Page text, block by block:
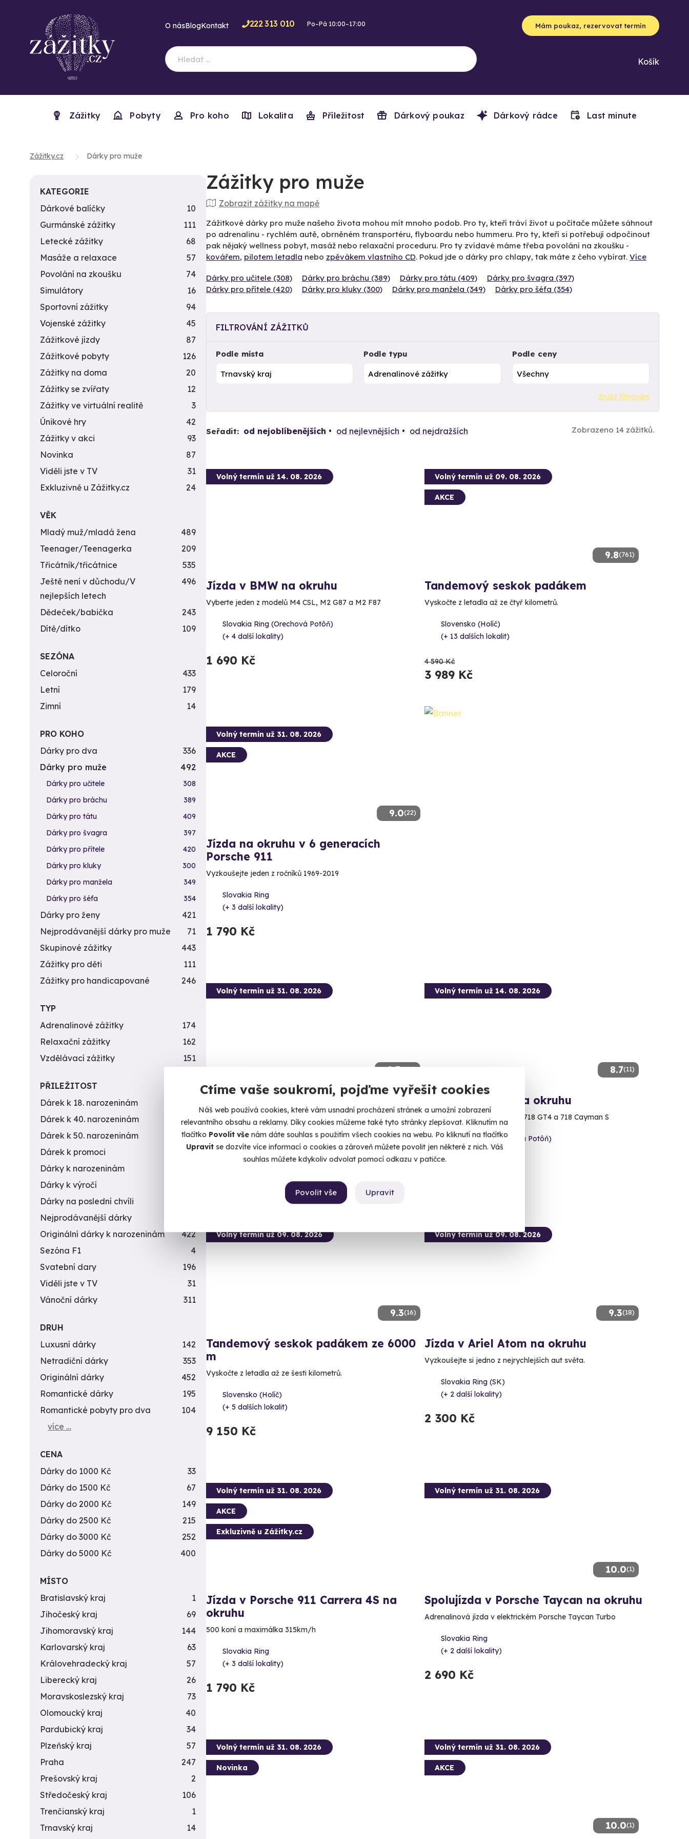
Ctíme vaše soukromí, pojďme vyřešit cookies
Náš web používá cookies, které vám usnadní procházení stránek a umožní zobrazení
relevantního obsahu a reklamy. Díky cookies můžeme také tyto stránky zlepšovat. Kliknutím na
tlačítko Povolit vše nám dáte souhlas s použitím všech cookies na webu. Po kliknutí na tlačítko
Upravitse dozvíte více informací o cookies a zároveň můžete povolit jen některé z nich. Váš
souhlas můžete kdykoliv odvolat pomocí odkazu v patičce.
Upravit
Povolit vše
O násBlogKontakt 222 313 010 Po–Pá 10:00–17:00 Mám poukaz, rezervovat termín
Košík
Zážitky Pobyty Pro koho Lokalita Příležitost Dárkový poukaz Dárkový rádce Last minute
Zážitky.cz Dárky pro muže
Zážitky pro muže
Zobrazit zážitky na mapě
Zážitkové dárky pro muže našeho života mohou mít mnoho podob. Pro ty, kteří tráví život u počítače můžete sáhnout
po adrenalinu - rychlém autě, obrněném transportéru, flyboardu nebo hummeru. Pro ty, kteří si potřebují odpočinout
pak nějaký wellness pobyt, masáž nebo relaxační proceduru. Pro ty zvídavé máme třeba povolání na zkoušku -
kovářem, pilotem letadla nebo zpěvákem vlastního CD. Pokud jde o dárky pro chlapy, tak máte z čeho vybírat. Více
Dárky pro učitele (308) Dárky pro bráchu (389) Dárky pro tátu (409)
Dárky pro švagra (397)
Dárky pro přítele (420)
Dárky pro kluky (300) Dárky pro manžela (349) Dárky pro šéfa (354)
FILTROVÁNÍ ZÁŽITKŮ
Podle místa Podle typu Podle ceny
Zrušit filtrování
Seřadit: od nejoblíbenějších od nejlevnějších od nejdražších Zobrazeno 14 zážitků.
Volný termín už 14. 08. 2026
Jízda v BMW na okruhu
Vyberte jeden z modelů M4 CSL, M2 G87 a M2 F87
Slovakia Ring (Orechová Potôň)
(+ 4 další lokality)
1 690 Kč
9.8(761)
Volný termín už 09. 08. 2026
AKCE
Tandemový seskok padákem
Vyskočte z letadla až ze čtyř kilometrů.
Slovensko (Holíč)
(+ 13 dalších lokalit)
4 590 Kč
3 989 Kč
9.0(22)
Volný termín už 31. 08. 2026
AKCE
Jízda na okruhu v 6 generacích
Porsche 911
Vyzkoušejte jeden z ročníků 1969-2019
Slovakia Ring
(+ 3 další lokality)
1 790 Kč
9.3(101)
Volný termín už 31. 08. 2026
Jízda ve formuli na okruhu
Formule F4 s rychlostí až 235 km/h
Slovakia Ring (SK)
(+ 1 další lokalita)
8.7(11)
Volný termín už 14. 08. 2026
Jízda v Porsche na okruhu
Porsche Spyder RS, GT4 RS, 718 GT4 a 718 Cayman S
Slovakia Ring (Orechová Potôň)
(+ 4 další lokality)
9.3(16)
Volný termín už 09. 08. 2026
Tandemový seskok padákem ze 6000
m
Vyskočte z letadla až ze šesti kilometrů.
Slovensko (Holíč)
(+ 5 dalších lokalit)
9 150 Kč
9.3(18)
Volný termín už 09. 08. 2026
Jízda v Ariel Atom na okruhu
Vyzkoušejte si jedno z nejrychlejších aut světa.
Slovakia Ring (SK)
(+ 2 další lokality)
2 300 Kč
Volný termín už 31. 08. 2026
AKCE
Exkluzivně u Zážitky.cz
Jízda v Porsche 911 Carrera 4S na
okruhu
500 koní a maximálka 315km/h
Slovakia Ring
(+ 3 další lokality)
1 790 Kč
10.0(1)
Volný termín už 31. 08. 2026
Spolujízda v Porsche Taycan na okruhu
Adrenalinová jízda v elektrickém Porsche Taycan Turbo
Slovakia Ring
(+ 2 další lokality)
2 690 Kč
Volný termín už 31. 08. 2026
Novinka
10.0(1)
Volný termín už 31. 08. 2026
AKCE
KATEGORIE
Dárkové balíčky
10
Gurmánské zážitky
111
Letecké zážitky
68
Masáže a relaxace
57
Povolání na zkoušku
74
Simulátory
16
Sportovní zážitky
94
Vojenské zážitky
45
Zážitkové jízdy
87
Zážitkové pobyty
126
Zážitky na doma
20
Zážitky se zvířaty
12
Zážitky ve virtuální realitě
3
Únikové hry
42
Zážitky v akci
93
Novinka
87
Viděli jste v TV
31
Exkluzivně u Zážitky.cz
24
VĚK
Mladý muž/mladá žena
489
Teenager/Teenagerka
209
Třicátník/třicátnice
535
Ještě není v důchodu/V
nejlepších letech
496
Dědeček/babička
243
Dítě/dítko
109
SEZÓNA
Celoroční
433
Letní
179
Zimní
14
PRO KOHO
Dárky pro dva
336
Dárky pro muže
492
Dárky pro učitele
308
Dárky pro bráchu
389
Dárky pro tátu
409
Dárky pro švagra
397
Dárky pro přítele
420
Dárky pro kluky
300
Dárky pro manžela
349
Dárky pro šéfa
354
Dárky pro ženy
421
Nejprodávanější dárky pro muže
71
Skupinové zážitky
443
Zážitky pro děti
111
Zážitky pro handicapované
246
TYP
Adrenalinové zážitky
174
Relaxační zážitky
162
Vzdělávací zážitky
151
PŘILEŽITOST
Dárek k 18. narozeninám
Dárek k 40. narozeninám
453
Dárek k 50. narozeninám
378
Dárek k promoci
245
Dárky k narozeninám
Dárky k výročí
Dárky na poslední chvíli
Nejprodávanější dárky
Originální dárky k narozeninám
422
Sezóna F1
4
Svatební dary
196
Viděli jste v TV
31
Vánoční dárky
311
DRUH
Luxusní dárky
142
Netradiční dárky
353
Originální dárky
452
Romantické dárky
195
Romantické pobyty pro dva
104
více …
CENA
Dárky do 1000 Kč
33
Dárky do 1500 Kč
67
Dárky do 2000 Kč
149
Dárky do 2500 Kč
215
Dárky do 3000 Kč
252
Dárky do 5000 Kč
400
MÍSTO
Bratislavský kraj
1
Jihočeský kraj
69
Jihomoravský kraj
144
Karlovarský kraj
63
Královehradecký kraj
57
Liberecký kraj
26
Moravskoslezský kraj
73
Olomoucký kraj
40
Pardubický kraj
34
Plzeňský kraj
57
Praha
247
Prešovský kraj
2
Středočeský kraj
106
Trenčianský kraj
1
Trnavský kraj
14